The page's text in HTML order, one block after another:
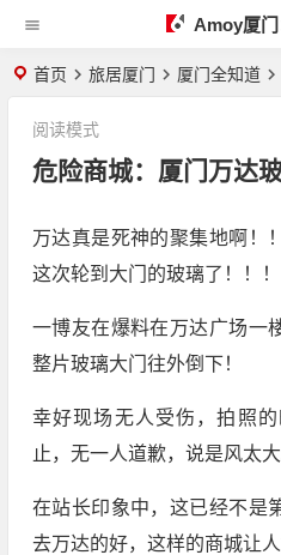
Amoy厦
首页 旅居厦门 厦门全知道
危险商城：厦门万达
阅读模式
万达真是死神的聚集地啊！
这次轮到大门的玻璃了！！！
一博友在爆料在万达广场一
整片玻璃大门往外倒下！
幸好现场无人受伤，拍照
止，无一人道歉，说是风太大
在站长印象中，这已经不是
去万达的好，这样的商城让人